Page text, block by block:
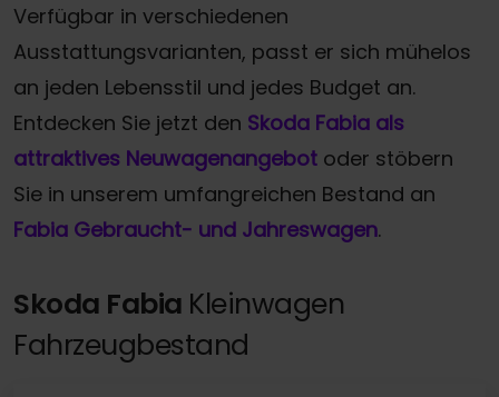
Verfügbar in verschiedenen
Ausstattungsvarianten, passt er sich mühelos
an jeden Lebensstil und jedes Budget an.
Entdecken Sie jetzt den Skoda Fabia als
attraktives Neuwagenangebot oder stöbern
Sie in unserem umfangreichen Bestand an
Fabia Gebraucht- und Jahreswagen.
Skoda Fabia Kleinwagen
Fahrzeugbestand